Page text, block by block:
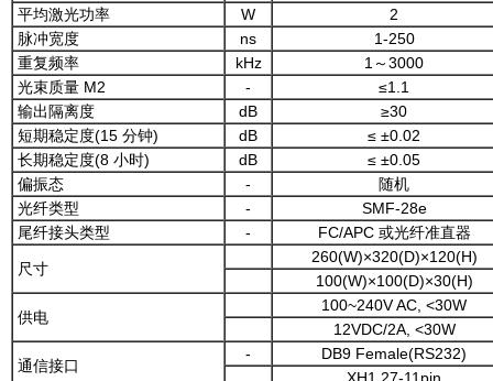
平均激光功率
W
2
脉冲宽度
ns
1-250
重复频率
kHz
1～3000
光束质量 M2
-
≤1.1
输出隔离度
dB
≥30
短期稳定度(15 分钟)
dB
≤ ±0.02
长期稳定度(8 小时)
dB
≤ ±0.05
偏振态
-
随机
光纤类型
-
SMF-28e
尾纤接头类型
- FC/APC 或光纤准直器
尺寸
260(W)×320(D)×120(H)
100(W)×100(D)×30(H)
供电
100~240V AC, <30W
12VDC/2A, <30W
通信接口
-
DB9 Female(RS232)